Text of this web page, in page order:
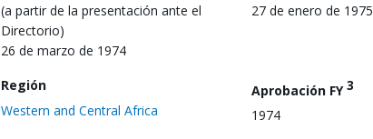
(a partir de la presentación ante el
Directorio)
26 de marzo de 1974
27 de enero de 1975
Región
Western and Central Africa
Aprobación FY3
1974